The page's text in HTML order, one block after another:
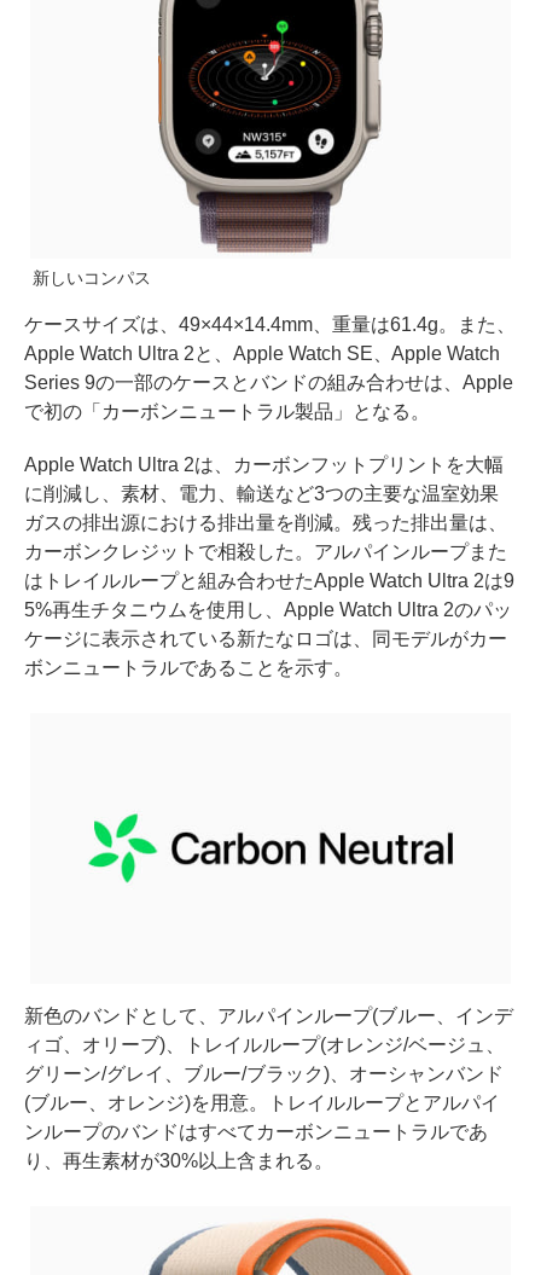
新しいコンパス
ケースサイズは、49×44×14.4mm、重量は61.4g。また、
Apple Watch Ultra 2と、Apple Watch SE、Apple Watch
Series 9の一部のケースとバンドの組み合わせは、Apple
で初の「カーボンニュートラル製品」となる。
Apple Watch Ultra 2は、カーボンフットプリントを大幅
に削減し、素材、電力、輸送など3つの主要な温室効果
ガスの排出源における排出量を削減。残った排出量は、
カーボンクレジットで相殺した。アルパインループまた
はトレイルループと組み合わせたApple Watch Ultra 2は9
5%再生チタニウムを使用し、Apple Watch Ultra 2のパッ
ケージに表示されている新たなロゴは、同モデルがカー
ボンニュートラルであることを示す。
新色のバンドとして、アルパインループ(ブルー、インデ
ィゴ、オリーブ)、トレイルループ(オレンジ/ベージュ、
グリーン/グレイ、ブルー/ブラック)、オーシャンバンド
(ブルー、オレンジ)を用意。トレイルループとアルパイ
ンループのバンドはすべてカーボンニュートラルであ
り、再生素材が30%以上含まれる。